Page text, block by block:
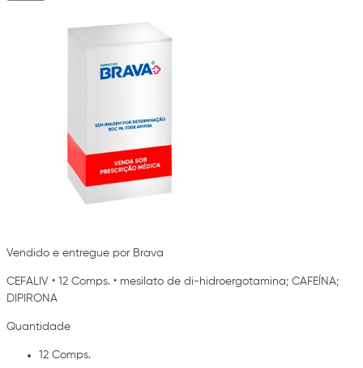
Vendido e entregue por Brava
CEFALIV • 12 Comps. • mesilato de di-hidroergotamina; CAFEÍNA;
DIPIRONA
Quantidade
12 Comps.